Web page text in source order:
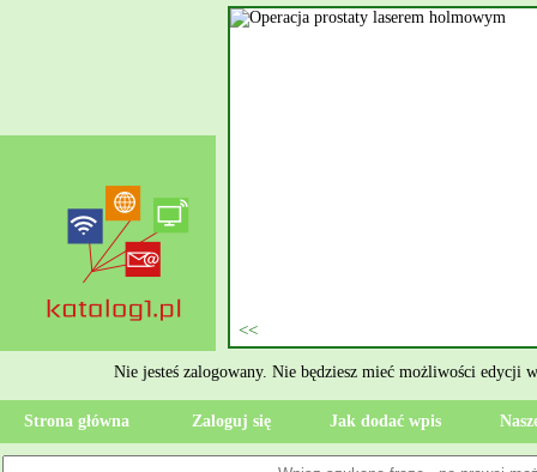
rzetelne układanie płytek
Rzeszów i dbamy o to,
gdy Twoja przestrzeń
przywracając ponownie
Nie jesteś zalogowany. Nie będziesz mieć możliwości edycji
Strona główna Zaloguj się Jak dodać wpis